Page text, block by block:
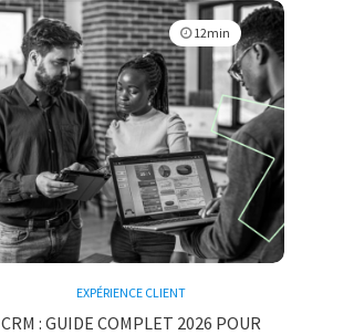
12min
EXPÉRIENCE CLIENT
CRM : GUIDE COMPLET 2026 POUR